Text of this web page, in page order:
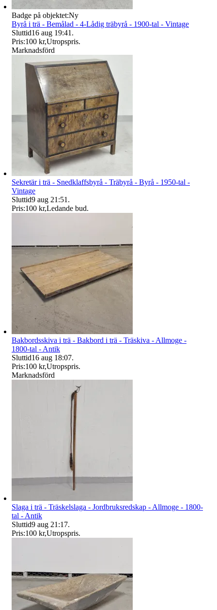
Badge på objektet:Ny
Byrå i trä - Bemålad - 4-Lådig träbyrå - 1900-tal - Vintage
Sluttid16 aug 19:41 .
Pris:100 kr,Utropspris.
Marknadsförd
Sekretär i trä - Snedklaffsbyrå - Träbyrå - Byrå - 1950-tal -
Vintage
Sluttid9 aug 21:51 .
Pris:100 kr,Ledande bud.
Bakbordsskiva i trä - Bakbord i trä - Träskiva - Allmoge -
1800-tal - Antik
Sluttid16 aug 18:07.
Pris:100 kr,Utropspris.
Marknadsförd
Slaga i trä - Träskelslaga - Jordbruksredskap - Allmoge - 1800-
tal - Antik
Sluttid9 aug 21:17.
Pris:100 kr,Utropspris.